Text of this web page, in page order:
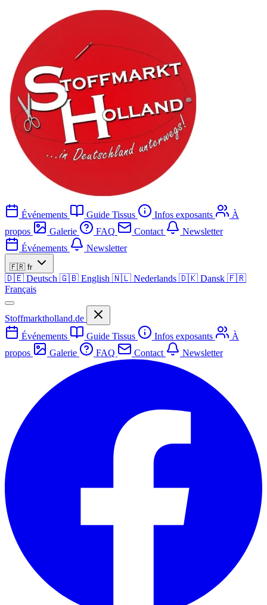
Événements Guide Tissus Infos exposants
À
propos
Galerie FAQ Contact
Newsletter
Événements
Newsletter
🇫🇷 fr
🇩🇪 Deutsch 🇬🇧 English 🇳🇱 Nederlands 🇩🇰 Dansk 🇫🇷
Français
Stoffmarktholland.de
Événements
Guide Tissus Infos exposants
À
propos
Galerie FAQ Contact Newsletter